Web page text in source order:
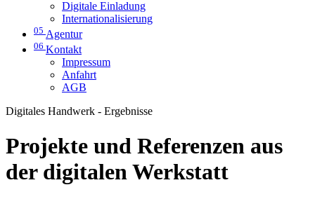
Digitale Einladung
Internationalisierung
05 Agentur
06 Kontakt
Impressum
Anfahrt
AGB
Digitales Handwerk - Ergebnisse
Projekte und Referenzen aus
der digitalen Werkstatt